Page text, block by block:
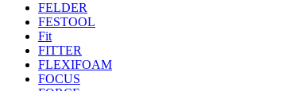
FELDER
FESTOOL
Fit
FITTER
FLEXIFOAM
FOCUS